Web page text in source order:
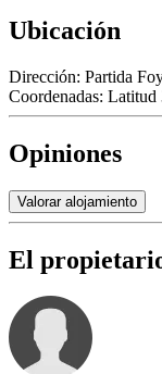
Ubicación
Dirección: Partida
Coordenadas: Latitud
Opiniones
Valorar alojamiento
El